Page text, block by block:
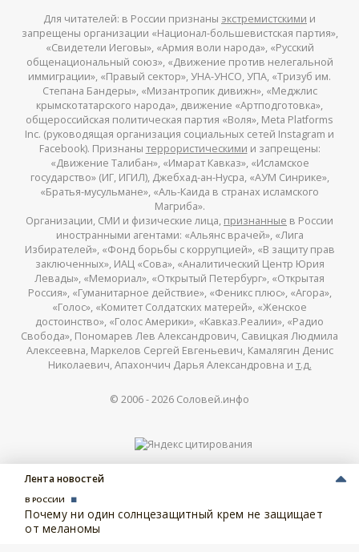
Лента новостей
В РОССИИ
Почему ни один солнцезащитный крем не защищает
от меланомы
Для читателей: в России признаны экстремистскими и
запрещены организации «Национал-большевистская партия»,
«Свидетели Иеговы», «Армия воли народа», «Русский
общенациональный союз», «Движение против нелегальной
иммиграции», «Правый сектор», УНА-УНСО, УПА, «Тризуб им.
Степана Бандеры», «Мизантропик дивижн», «Меджлис
крымскотатарского народа», движение «Артподготовка»,
общероссийская политическая партия «Воля», Meta Platforms
Inc. (руководящая организация социальных сетей Instagram и
Facebook). Признаны террористическими и запрещены:
«Движение Талибан», «Имарат Кавказ», «Исламское
государство» (ИГ, ИГИЛ), Джебхад-ан-Нусра, «АУМ Синрике»,
«Братья-мусульмане», «Аль-Каида в странах исламского
Магриба».
Организации, СМИ и физические лица, признанные в России
иностранными агентами: «Альянс врачей», «Лига
Избирателей», «Фонд борьбы с коррупцией», «В защиту прав
заключенных», ИАЦ «Сова», «Аналитический Центр Юрия
Левады», «Мемориал», «Открытый Петербург», «Открытая
Россия», «Гуманитарное действие», «Феникс плюс», «Агора»,
«Голос», «Комитет Солдатских матерей», «Женское
достоинство», «Голос Америки», «Кавказ.Реалии», «Радио
Свобода», Пономарев Лев Александрович, Савицкая Людмила
Алексеевна, Маркелов Сергей Евгеньевич, Камалягин Денис
Николаевич, Апахончич Дарья Александровна и т.д.
© 2006 -2026 Соловей.инфо